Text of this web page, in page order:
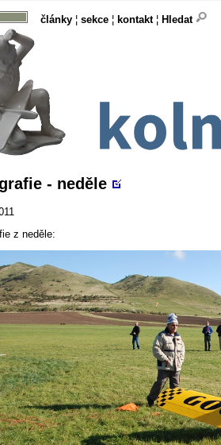
články ¦ sekce ¦ kontakt¦ Hledat
- neděle
z neděle: